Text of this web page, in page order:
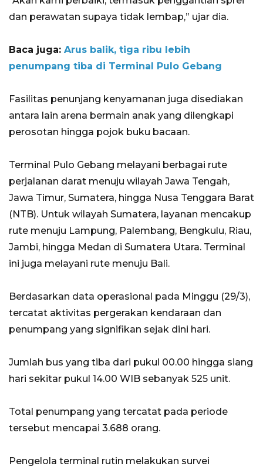
dan perawatan supaya tidak lembap,” ujar dia.
Baca juga: Arus balik, tiga ribu lebih
penumpang tiba di Terminal Pulo Gebang
Fasilitas penunjang kenyamanan juga disediakan
antara lain arena bermain anak yang dilengkapi
perosotan hingga pojok buku bacaan.
​Terminal Pulo Gebang melayani berbagai rute
perjalanan darat menuju wilayah Jawa Tengah,
Jawa Timur, Sumatera, hingga Nusa Tenggara Barat
(NTB). Untuk wilayah Sumatera, layanan mencakup
rute menuju Lampung, Palembang, Bengkulu, Riau,
Jambi, hingga Medan di Sumatera Utara. Terminal
ini juga melayani rute menuju Bali.
​Berdasarkan data operasional pada Minggu (29/3),
tercatat aktivitas pergerakan kendaraan dan
penumpang yang signifikan sejak dini hari.
​Jumlah bus yang tiba dari pukul 00.00 hingga siang
hari sekitar pukul 14.00 WIB sebanyak 525 unit.
​Total penumpang yang tercatat pada periode
tersebut mencapai 3.688 orang.
​Pengelola terminal rutin melakukan survei